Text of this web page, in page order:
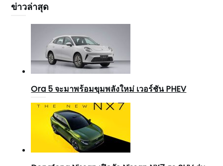
ข่าวล่าสุด
Ora 5 จะมาพร้อมขุมพลังใหม่ เวอร์ชัน PHEV